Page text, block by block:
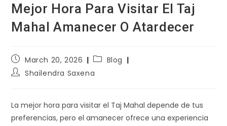
Mejor Hora Para Visitar El Taj
Mahal Amanecer O Atardecer
March 20, 2026
Blog
Shailendra Saxena
La mejor hora para visitar el Taj Mahal depende de tus
preferencias, pero el amanecer ofrece una experiencia